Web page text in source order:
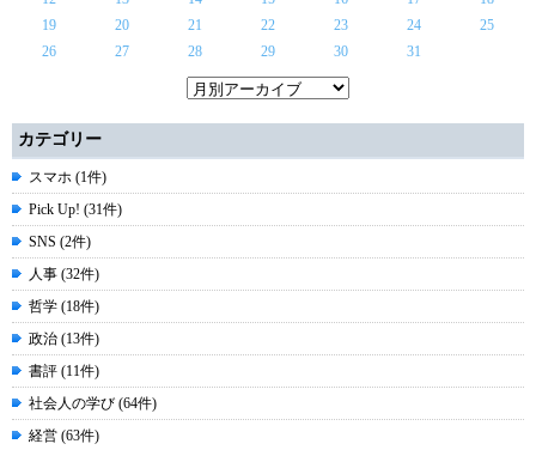
19
20 21 22 23 24
25
26
27 28 29 30 31
カテゴリー
スマホ (1件)
Pick Up! (31件)
SNS (2件)
人事 (32件)
哲学 (18件)
政治 (13件)
書評 (11件)
社会人の学び (64件)
経営 (63件)